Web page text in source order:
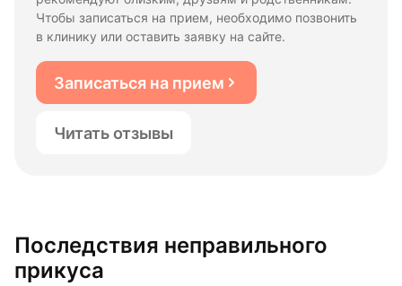
Чтобы записаться на прием, необходимо позвонить
в клинику или оставить заявку на сайте.
Записаться на прием
Читать отзывы
Последствия неправильного
прикуса